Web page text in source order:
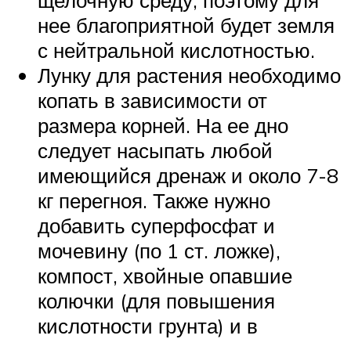
нее благоприятной будет земля
с нейтральной кислотностью.
Лунку для растения необходимо
копать в зависимости от
размера корней. На ее дно
следует насыпать любой
имеющийся дренаж и около 7-8
кг перегноя. Также нужно
добавить суперфосфат и
мочевину (по 1 ст. ложке),
компост, хвойные опавшие
колючки (для повышения
кислотности грунта) и в